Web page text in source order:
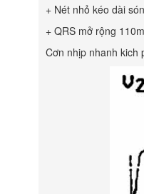
+ Nét nhỏ kéo dài
+ QRS mở rộng
Cơn nhịp nhanh kich